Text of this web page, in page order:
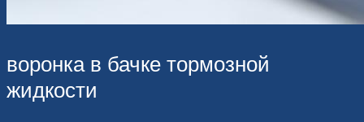
воронка в бачке тормозной
жидкости